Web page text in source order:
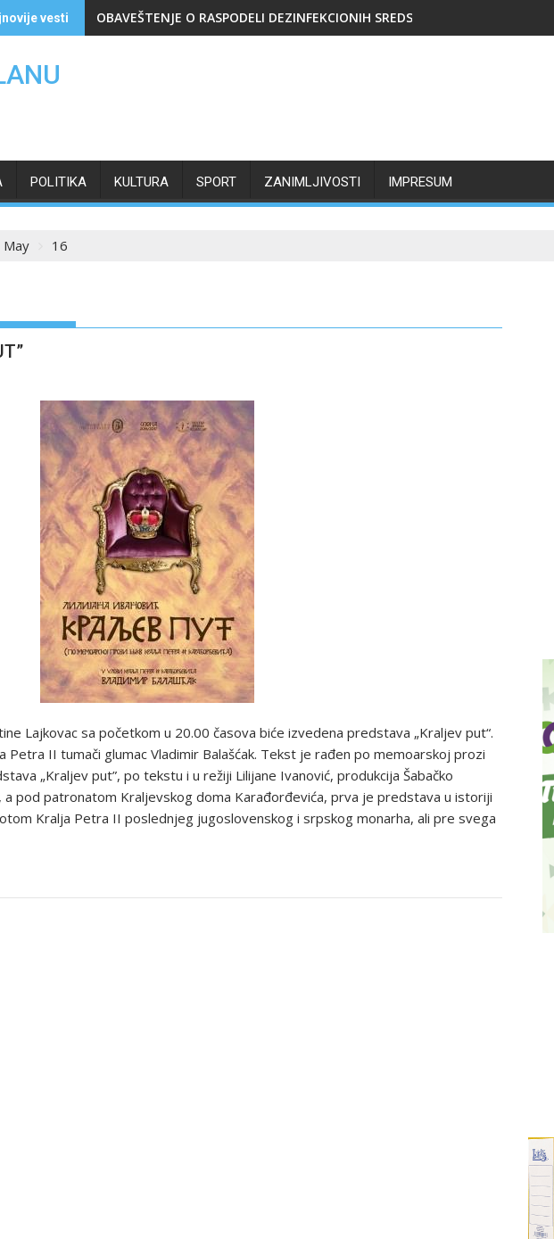
vesti OBAVEŠTENJE O RASPODELI DEZINFEKCIONIH SREDSTAVA
POLITIKA KULTURA SPORT ZANIMLJIVOSTI IMPRESUM
May 16
Lajkovac sa početkom u 20.00 časova biće izvedena predstava „Kraljev put“.
Petra II tumači glumac Vladimir Balašćak. Tekst je rađen po memoarskoj prozi
„Kraljev put”, po tekstu i u režiji Lilijane Ivanović, produkcija Šabačko
pod patronatom Kraljevskog doma Karađorđevića, prva je predstava u istoriji
Kralja Petra II poslednjeg jugoslovenskog i srpskog monarha, ali pre svega